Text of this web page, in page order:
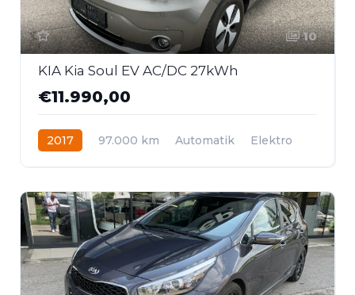
10
KIA Kia Soul EV AC/DC 27kWh
€11.990,00
2017 97.000 km Automatik
Elektro